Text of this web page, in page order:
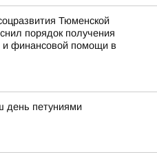
Тюменской
порядок получения
и финансовой помощи в
день петуниями